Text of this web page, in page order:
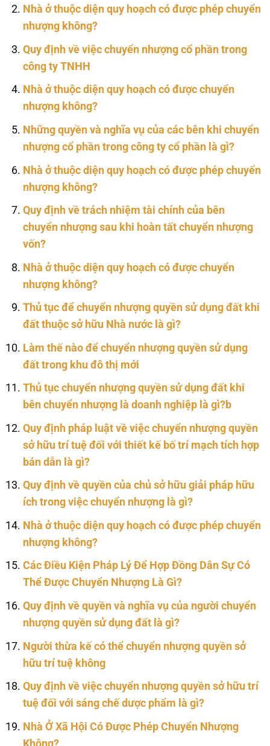
Nhà ở thuộc diện quy hoạch có được phép chuyển
nhượng không?
Quy định về việc chuyển nhượng cổ phần trong
công ty TNHH
Nhà ở thuộc diện quy hoạch có được chuyển
nhượng không?
Những quyền và nghĩa vụ của các bên khi chuyển
nhượng cổ phần trong công ty cổ phần là gì?
Nhà ở thuộc diện quy hoạch có được phép chuyển
nhượng không?
Quy định về trách nhiệm tài chính của bên
chuyển nhượng sau khi hoàn tất chuyển nhượng
vốn?
Nhà ở thuộc diện quy hoạch có được chuyển
nhượng không?
Thủ tục để chuyển nhượng quyền sử dụng đất khi
đất thuộc sở hữu Nhà nước là gì?
Làm thế nào để chuyển nhượng quyền sử dụng
đất trong khu đô thị mới
Thủ tục chuyển nhượng quyền sử dụng đất khi
bên chuyển nhượng là doanh nghiệp là gì?b
Quy định pháp luật về việc chuyển nhượng quyền
sở hữu trí tuệ đối với thiết kế bố trí mạch tích hợp
bán dẫn là gì?
Quy định về quyền của chủ sở hữu giải pháp hữu
ích trong việc chuyển nhượng là gì?
Nhà ở thuộc diện quy hoạch có được phép chuyển
nhượng không?
Các Điều Kiện Pháp Lý Để Hợp Đồng Dân Sự Có
Thể Được Chuyển Nhượng Là Gì?
Quy định về quyền và nghĩa vụ của người chuyển
nhượng quyền sử dụng đất là gì?
Người thừa kế có thể chuyển nhượng quyền sở
hữu trí tuệ không
Quy định về việc chuyển nhượng quyền sở hữu trí
tuệ đối với sáng chế dược phẩm là gì?
Nhà Ở Xã Hội Có Được Phép Chuyển Nhượng
Không?